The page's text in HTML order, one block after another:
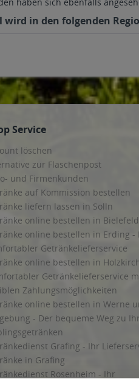
wird in den folgenden
Service
löschen
zur Flaschenpost
und Firmenkunden
auf Kommission bestellen
liefern lassen in Solln
online bestellen in Bielefeld
online bestellen in Erding -
Getränkelieferservice
online bestellen in
Getränkelieferservice
Zahlungsmöglichkeiten
online bestellen in Werne
- Der bequeme Weg zu
Grafing - Ihr
in Grafing
Rosenheim - Ihr